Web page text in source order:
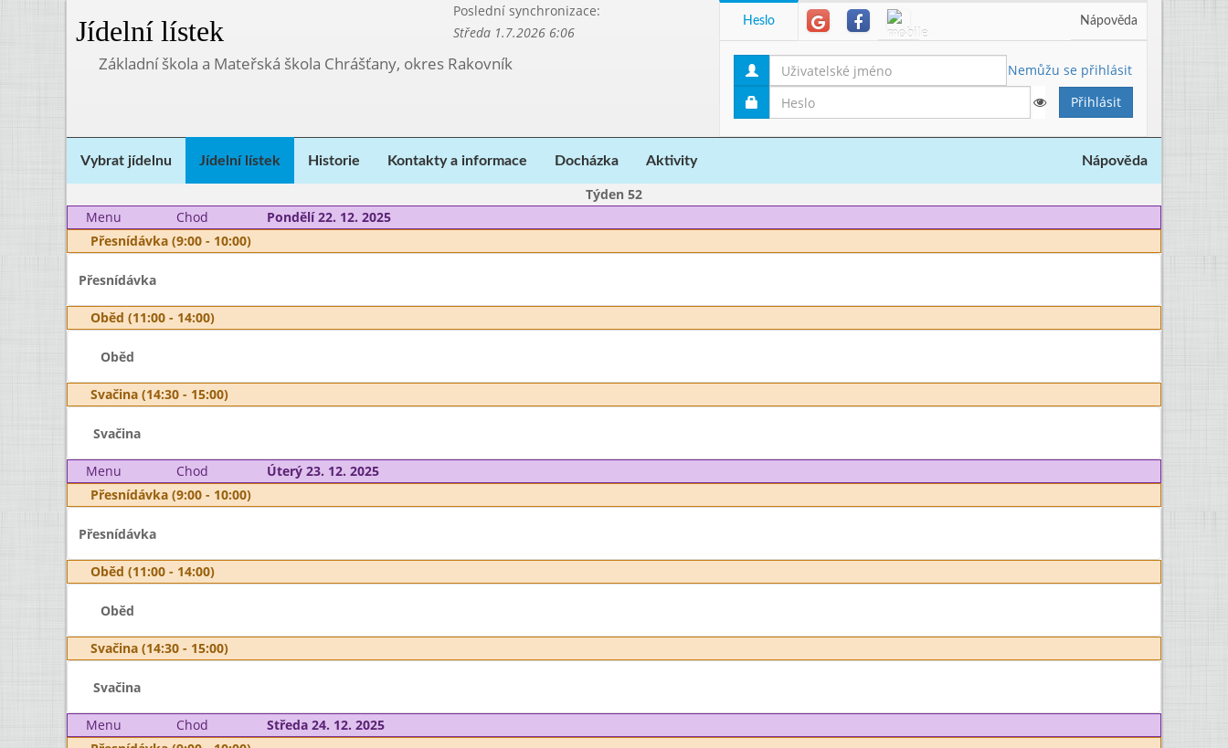
Jídelní lístek
Poslední synchronizace:
Středa 1.7.2026 6:06
Základní škola a Mateřská škola Chrášťany, okres Rakovník
Heslo Nápověda
Nemůžu se přihlásit
Vybrat jídelnu Jídelní lístek Historie Kontakty a informace Docházka Aktivity Nápověda
Týden 52
Menu
Chod
Pondělí 22. 12. 2025
Přesnídávka (9:00 - 10:00)
Přesnídávka
Oběd (11:00 - 14:00)
Oběd
Svačina (14:30 - 15:00)
Svačina
Menu Chod
Úterý 23. 12. 2025
Přesnídávka (9:00 - 10:00)
Přesnídávka
Oběd (11:00 - 14:00)
Oběd
Svačina (14:30 - 15:00)
Svačina
Menu Chod
Středa 24. 12. 2025